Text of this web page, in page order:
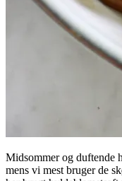
Midsommer og duftende
mens vi mest bruger de